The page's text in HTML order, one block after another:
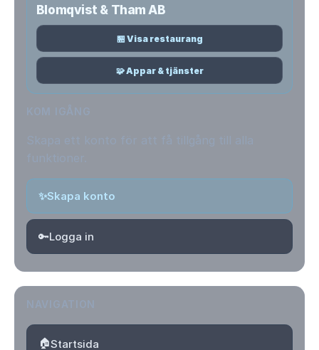
Blomqvist & Tham AB
🏪 Visa restaurang
🧩 Appar & tjänster
✨Skapa konto
🔑Logga in
🏠Startsida